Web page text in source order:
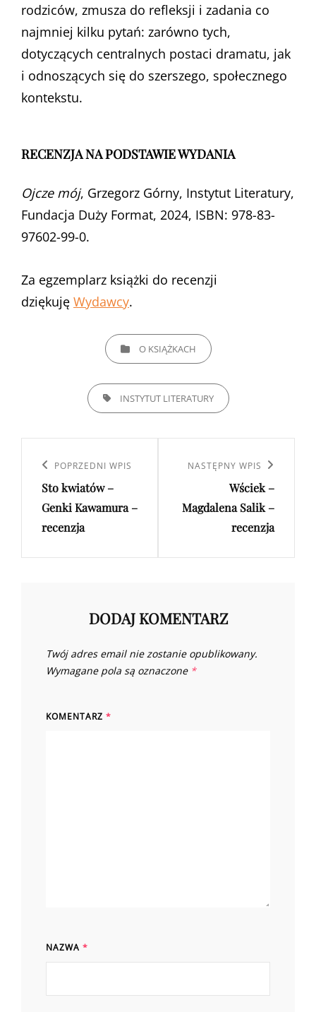
rodziców, zmusza do refleksji i zadania co
najmniej kilku pytań: zarówno tych,
dotyczących centralnych postaci dramatu, jak
i odnoszących się do szerszego, społecznego
kontekstu.
RECENZJA NA PODSTAWIE WYDANIA
Ojcze mój, Grzegorz Górny, Instytut Literatury,
Fundacja Duży Format, 2024, ISBN: 978-83-
97602-99-0.
Za egzemplarz książki do recenzji
dziękuję Wydawcy.
CATEGORIESO KSIĄŻKACH
TAGS, INSTYTUT LITERATURY
wpisu
Poprzedni
wpis
POPRZEDNI WPIS
Sto kwiatów –
Genki Kawamura –
recenzja
Następny
NASTĘPNY WPIS
Wściek –
Magdalena Salik –
recenzja
DODAJ KOMENTARZ
Twój adres email nie zostanie opublikowany.
Wymagane pola są oznaczone *
KOMENTARZ *
NAZWA *